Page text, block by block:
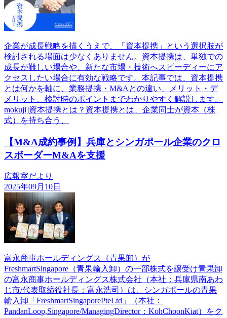
企業が成長戦略を描くうえで、「資本提携」という選択肢が
検討される場面は少なくありません。資本提携は、単独での
成長が難しい場合や、新たな市場・技術へスピーディーにア
クセスしたい場合に有効な戦略です。本記事では、資本提携
とは何かを軸に、業務提携・M&Aとの違い、メリット・デ
メリット、検討時のポイントまでわかりやすく解説します。
mokuji]資本提携とは？資本提携とは、企業同士が資本（株
式）を持ち合う、
【M&A成約事例】兵庫とシンガポール企業のクロ
スボーダーM&Aを支援
広報室だより
2025年09月10日
富永商事ホールディングス（青果卸）が
FreshmartSingapore（青果輸入卸）の一部株式を譲受け青果卸
の富永商事ホールディングス株式会社（本社：兵庫県南あわ
じ市/代表取締役社長：富永浩司）は、シンガポールの青果
輸入卸「FreshmartSingaporePteLtd」（本社：
PandanLoop,Singapore/ManagingDirector：KohChoonKiat）をク